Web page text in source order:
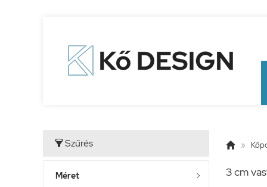
Szűrés
Méret 
 »
3 cm